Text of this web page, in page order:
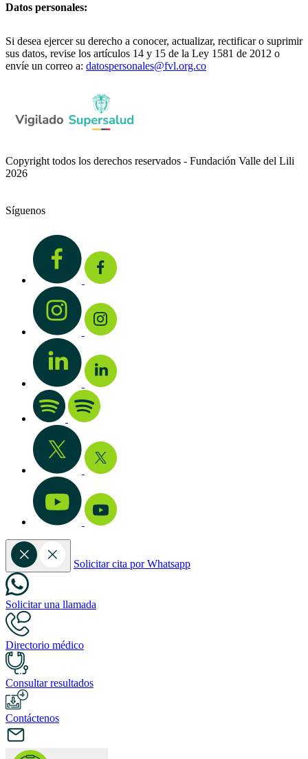
Datos personales:
Si desea ejercer su derecho a conocer, actualizar, rectificar o suprimir
sus datos, revise los artículos 14 y 15 de la Ley 1581 de 2012 o
envíe un correo a: datospersonales@fvl.org.co
Copyright todos los derechos reservados - Fundación Valle del Lili
2026
Síguenos
Solicitar cita por Whatsapp
Solicitar una llamada
Directorio médico
Consultar resultados
Contáctenos